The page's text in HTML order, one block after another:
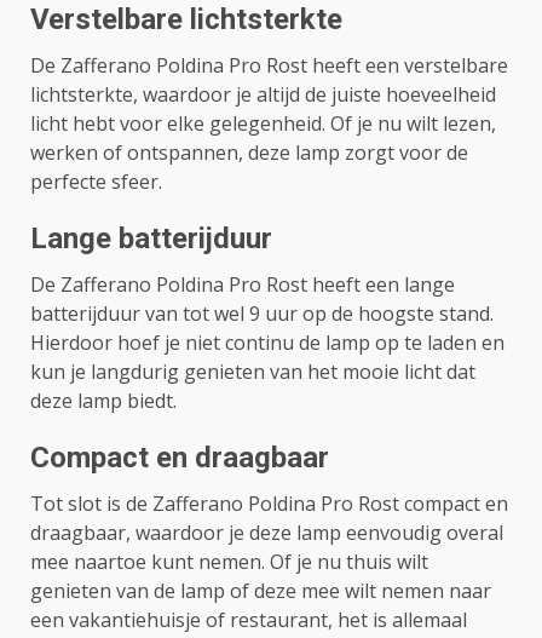
Verstelbare lichtsterkte
De Zafferano Poldina Pro Rost heeft een verstelbare
lichtsterkte, waardoor je altijd de juiste hoeveelheid
licht hebt voor elke gelegenheid. Of je nu wilt lezen,
werken of ontspannen, deze lamp zorgt voor de
perfecte sfeer.
Lange batterijduur
De Zafferano Poldina Pro Rost heeft een lange
batterijduur van tot wel 9 uur op de hoogste stand.
Hierdoor hoef je niet continu de lamp op te laden en
kun je langdurig genieten van het mooie licht dat
deze lamp biedt.
Compact en draagbaar
Tot slot is de Zafferano Poldina Pro Rost compact en
draagbaar, waardoor je deze lamp eenvoudig overal
mee naartoe kunt nemen. Of je nu thuis wilt
genieten van de lamp of deze mee wilt nemen naar
een vakantiehuisje of restaurant, het is allemaal